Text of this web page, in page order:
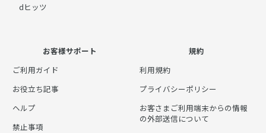
dヒッツ
お客様サポート
ご利用ガイド
お役立ち記事
ヘルプ
禁止事項
規約
利用規約
プライバシーポリシー
お客さまご利用端末からの情報
の外部送信について